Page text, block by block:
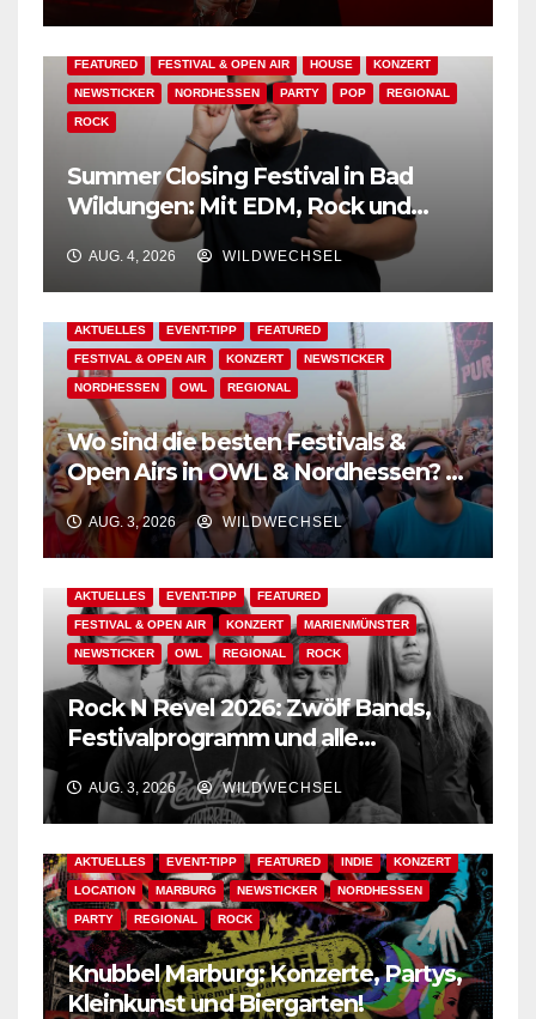
FEATURED FESTIVAL & OPEN AIR HOUSE KONZERT
NEWSTICKER NORDHESSEN PARTY POP REGIONAL
ROCK
Summer Closing Festival in Bad
Wildungen: Mit EDM, Rock und
Festivalflair klingt der Sommer aus!
AUG. 4, 2026 WILDWECHSEL
AKTUELLES EVENT-TIPP FEATURED
FESTIVAL & OPEN AIR KONZERT NEWSTICKER
NORDHESSEN OWL REGIONAL
Wo sind die besten Festivals &
Open Airs in OWL & Nordhessen? –
Der Ww-Festival-Planer!
AUG. 3, 2026 WILDWECHSEL
AKTUELLES EVENT-TIPP FEATURED
FESTIVAL & OPEN AIR KONZERT MARIENMÜNSTER
NEWSTICKER OWL REGIONAL ROCK
Rock N Revel 2026: Zwölf Bands,
Festivalprogramm und alle
wichtigen Informationen!
AUG. 3, 2026 WILDWECHSEL
AKTUELLES EVENT-TIPP FEATURED INDIE KONZERT
LOCATION MARBURG NEWSTICKER NORDHESSEN
PARTY REGIONAL ROCK
Knubbel Marburg: Konzerte, Partys,
Kleinkunst und Biergarten!